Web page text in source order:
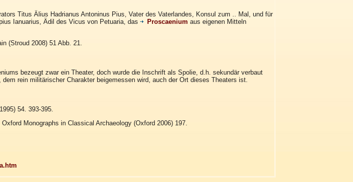
Titus Älius Hadrianus Antoninus Pius, Vater des Vaterlandes, Konsul zum .. Mal, und für
Ianuarius, Ädil des Vicus von Petuaria, das
Proscaenium aus eigenen Mitteln
(Stroud 2008) 51 Abb. 21.
bezeugt zwar ein Theater, doch wurde die Inschrift als Spolie, d.h. sekundär verbaut
rein militärischer Charakter beigemessen wird, auch der Ort dieses Theaters ist.
54. 393-395.
Monographs in Classical Archaeology (Oxford 2006) 197.